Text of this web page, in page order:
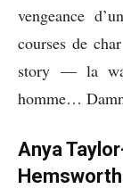
vengeance
courses de
story — la
homme…
Anya
Hemsworth